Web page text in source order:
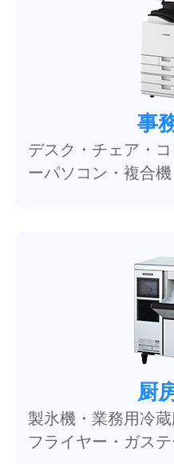
事
デスク・チェア・
ーパソコン・複合
厨
製氷機・業務用冷
フライヤー・ガス